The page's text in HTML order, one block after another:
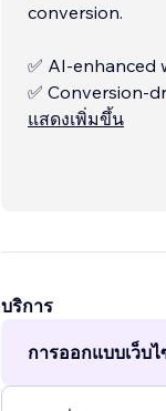
conversion.
✅ AI-enhanced
✅ Conversion-
✅ Mobile-first,
แสดงเพิ่มขึ้น
บริการ
การออกแบบเว็บ